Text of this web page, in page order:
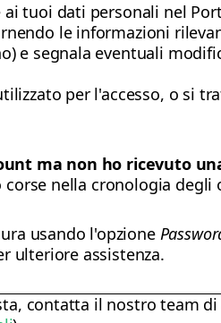
tuoi dati personali nel
le informazioni
e segnala eventuali
per l'accesso, o si
ma non ho ricevuto
nella cronologia degli
usando l'opzione
ulteriore assistenza.
contatta il nostro team